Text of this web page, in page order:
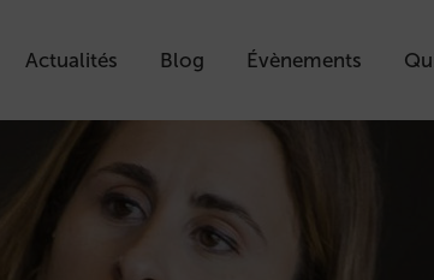
Actualités Blog Évènements